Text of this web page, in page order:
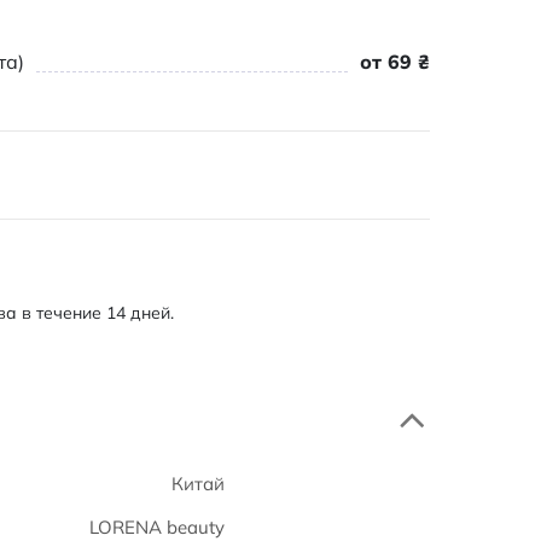
от 69 ₴
в течение 14 дней.
Китай
LORENA beauty